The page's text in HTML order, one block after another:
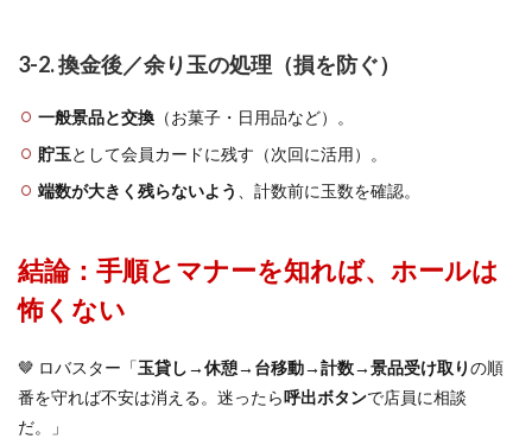
3-2. 換金後／余り玉の処理（損を防ぐ）
一般景品と交換 （お菓子・日用品など）。
貯玉として会員カードに残す（次回に活用）。
端数が大きく残らないよう
、計数前に玉数を確認。
結論：手順とマナーを知れば、ホールは
怖くない
🤎 ロバスター「玉貸し→休憩→台移動→計数→景品受け取りの順
番を守れば不安は消える。迷ったら呼出ボタンで店員に相談
だ。」